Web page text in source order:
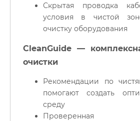
Скрытая проводка
условия в чистой
очистку оборудования
CleanGuide —
очистки
Рекомендации по
помогают создать
среду
Проверенная